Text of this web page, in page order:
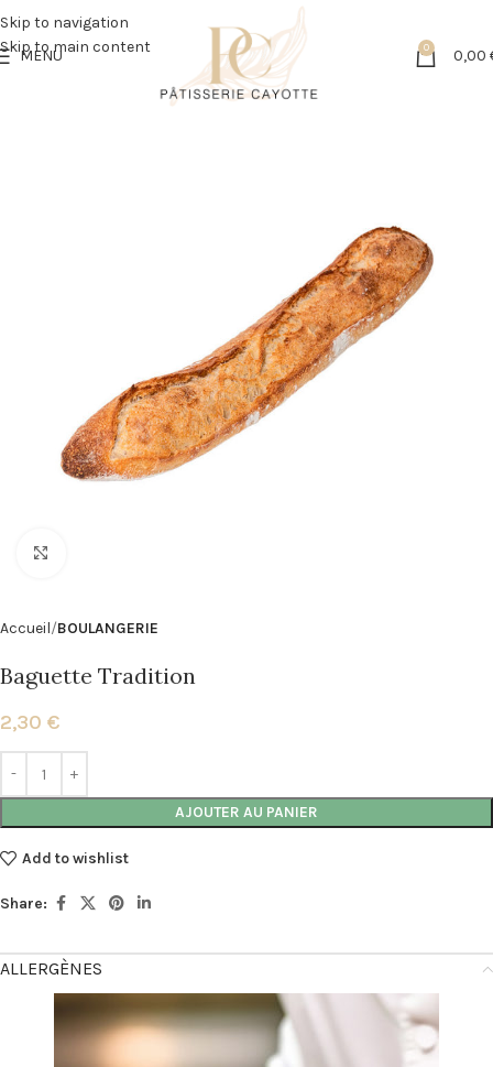
Skip to navigation
Skip to main content
MENU 0 0,00
Accueil BOULANGERIE
Baguette Tradition
2,30 €
AJOUTER AU PANIER
Add to wishlist
Share:
ALLERGÈNES